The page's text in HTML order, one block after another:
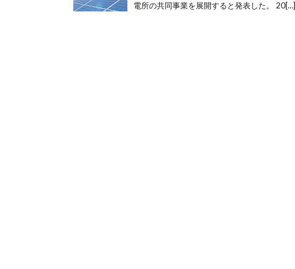
電所の共同事業を展開すると発表した。 20[…]